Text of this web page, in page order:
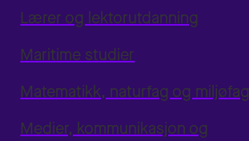
Lærer og lektorutdanning
Maritime studier
Matematikk, naturfag og miljøfag
Medier, kommunikasjon og